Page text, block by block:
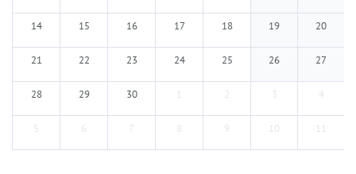
14 15 16 17 18 19 20
21 22 23 24 25 26 27
28 29 30 1 2 3 4
5 6 7 8 9 10 11